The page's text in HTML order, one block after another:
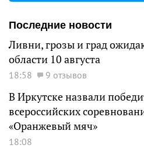
Последние новости
Ливни, грозы и град
области 10 августа
18:58 9 отзывов
В Иркутске назвали
всероссийских
«Оранжевый мяч»
18:08